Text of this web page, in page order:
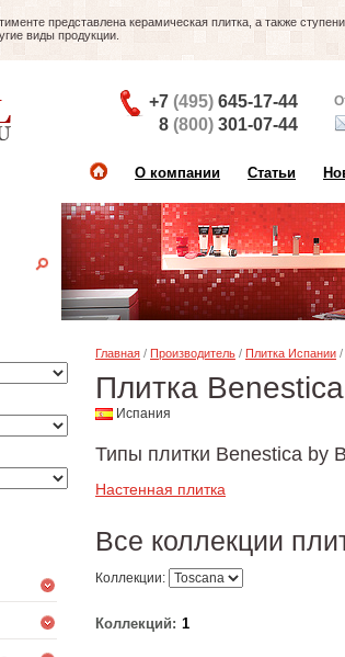
представлена керамическая плитка, а также
виды продукции.
+7 (495) 645-17-44
8 (800) 301-07-44
О компании Статьи
Главная / Производитель / Плитка Испании /
Плитка
Испания
Типы плитки Benestica by
Настенная плитка
Все коллекции
Коллекции:
Коллекций: 1